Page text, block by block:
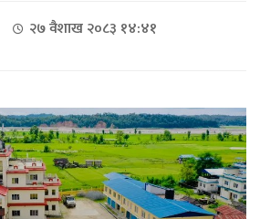
२७ वैशाख २०८३ १४:४१